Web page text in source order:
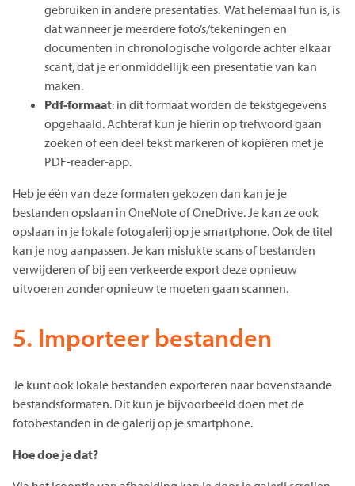
gebruiken in andere presentaties. Wat helemaal fun is, is
dat wanneer je meerdere foto’s/tekeningen en
documenten in chronologische volgorde achter elkaar
scant, dat je er onmiddellijk een presentatie van kan
maken.
Pdf-formaat: in dit formaat worden de tekstgegevens
opgehaald. Achteraf kun je hierin op trefwoord gaan
zoeken of een deel tekst markeren of kopiëren met je
PDF-reader-app.
Heb je één van deze formaten gekozen dan kan je je
bestanden opslaan in OneNote of OneDrive. Je kan ze ook
opslaan in je lokale fotogalerij op je smartphone. Ook de titel
kan je nog aanpassen. Je kan mislukte scans of bestanden
verwijderen of bij een verkeerde export deze opnieuw
uitvoeren zonder opnieuw te moeten gaan scannen.
5. Importeer bestanden
Je kunt ook lokale bestanden exporteren naar bovenstaande
bestandsformaten. Dit kun je bijvoorbeeld doen met de
fotobestanden in de galerij op je smartphone.
Hoe doe je dat?